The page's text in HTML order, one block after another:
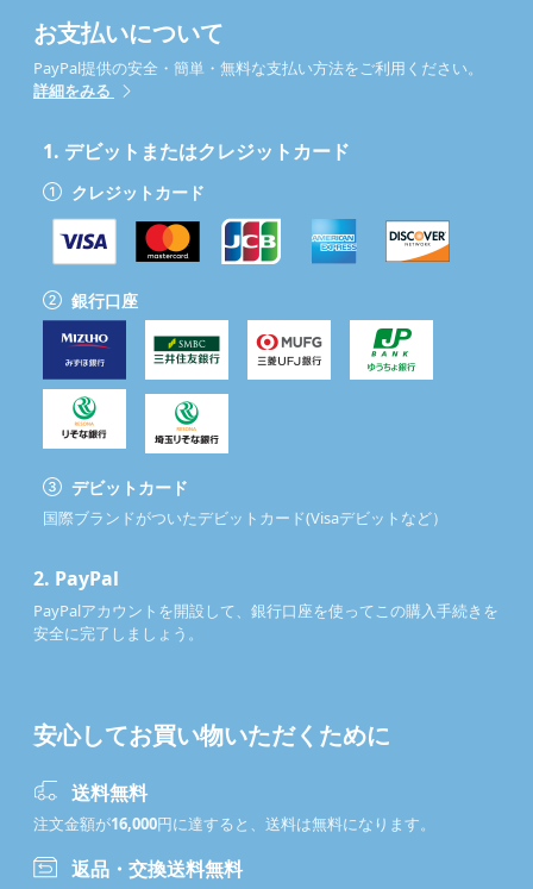
お支払いについて
PayPal提供の安全・簡単・無料な支払い方法をご利用ください。
詳細をみる
1. デビットまたはクレジットカード
クレジットカード
銀行口座
デビットカード
国際ブランドがついたデビットカード(Visaデビットなど）
2. PayPal
PayPalアカウントを開設して、銀行口座を使ってこの購入手続きを
安全に完了しましょう。
安心してお買い物いただくために
送料無料
注文金額が16,000円に達すると、送料は無料になります。
返品・交換送料無料